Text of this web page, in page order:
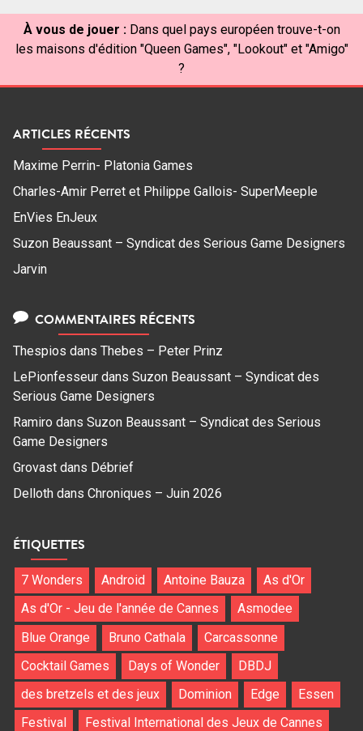
À vous de jouer : Dans quel pays européen trouve-t-on
les maisons d'édition "Queen Games", "Lookout" et "Amigo"
?
ARTICLES RÉCENTS
Maxime Perrin- Platonia Games
Charles-Amir Perret et Philippe Gallois- SuperMeeple
EnVies EnJeux
Suzon Beaussant – Syndicat des Serious Game Designers
Jarvin
COMMENTAIRES RÉCENTS
Thespios dans Thebes – Peter Prinz
LePionfesseur dans Suzon Beaussant – Syndicat des
Serious Game Designers
Ramiro dans Suzon Beaussant – Syndicat des Serious
Game Designers
Grovast dans Débrief
Delloth dans Chroniques – Juin 2026
ÉTIQUETTES
7 Wonders Android Antoine Bauza
As d'Or
As d'Or - Jeu de l'année de Cannes
Asmodee
Blue Orange
Bruno Cathala
Carcassonne
Cocktail Games
Days of Wonder
DBDJ
des bretzels et des jeux
Dominion Edge
Essen
Festival
Festival International des Jeux de Cannes